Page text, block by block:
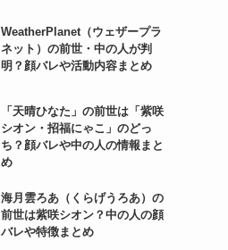
WeatherPlanet（ウェザープラ
ネット）の前世・中の人が判
明？顔バレや活動内容まとめ
「天晴ひなた」の前世は「紫咲
シオン・招福にゃこ」のどっ
ち？顔バレや中の人の情報まと
め
海月雲ろあ（くらげうろあ）の
前世は紫咲シオン？中の人の顔
バレや特徴まとめ